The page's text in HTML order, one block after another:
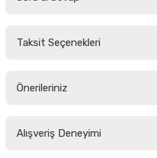
Taksit Seçenekleri
Önerileriniz
yetersiz gördüğünüz noktaları
Alışveriş Deneyimi